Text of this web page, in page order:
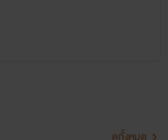
ดูทั้งหมด